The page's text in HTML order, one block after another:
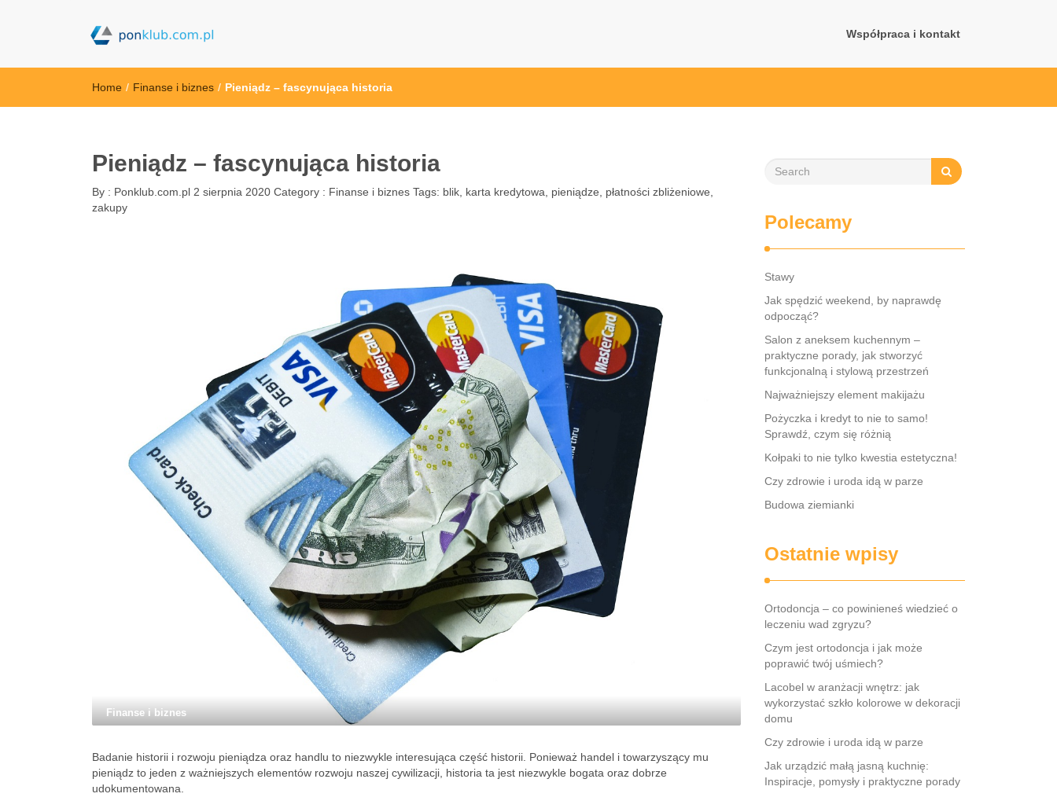
Współpraca i kontakt
Home / Finanse i biznes / Pieniądz – fascynująca historia
Pieniądz – fascynująca historia
By : Ponklub.com.pl 2 sierpnia 2020 Category : Finanse i biznes Tags: blik karta kredytowa pieniądze płatności zbliżeniowe
zakupy
Finanse i biznes
Badanie historii i rozwoju pieniądza oraz handlu to niezwykle interesująca część historii. Ponieważ handel i towarzyszący mu
pieniądz to jeden z ważniejszych elementów rozwoju naszej cywilizacji, historia ta jest niezwykle bogata oraz dobrze
udokumentowana.
Polecamy
Stawy
Jak spędzić weekend, by naprawdę
odpocząć?
Salon z aneksem kuchennym –
praktyczne porady, jak stworzyć
funkcjonalną i stylową przestrzeń
Najważniejszy element makijażu
Pożyczka i kredyt to nie to samo!
Sprawdź, czym się różnią
Kołpaki to nie tylko kwestia estetyczna!
Czy zdrowie i uroda idą w parze
Budowa ziemianki
Ostatnie wpisy
Ortodoncja – co powinieneś wiedzieć o
leczeniu wad zgryzu?
Czym jest ortodoncja i jak może
poprawić twój uśmiech?
Lacobel w aranżacji wnętrz: jak
wykorzystać szkło kolorowe w dekoracji
domu
Czy zdrowie i uroda idą w parze
Jak urządzić małą jasną kuchnię:
Inspiracje, pomysły i praktyczne porady